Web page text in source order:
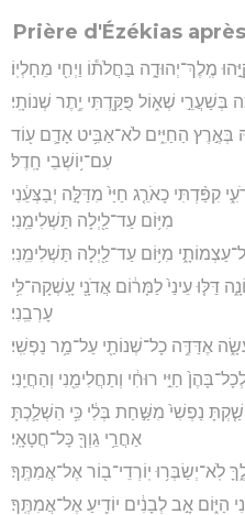
Prière d'Ézékias
מֶֽלֶךְ־יְהוּדָ֑ה בַּחֲלֹת֕וֹ וַיְחִ֖י מֵחָלְיֽוֹ׃
בְּשַׁעֲרֵ֣י שְׁא֑וֹל פֻּקַּ֖דְתִּי יֶ֥תֶר שְׁנוֹתָֽי׃
בְּאֶ֣רֶץ הַחַיִּ֑ים לֹא־אַבִּ֥יט אָדָ֛ם ע֖וֹד
עִם־י֥וֹשְׁבֵי חָֽדֶל׃
קִפַּ֨דְתִּי כָאֹרֵ֤ג חַיַּי֙ מִדַּלָּ֣ה יְבַצְּעֵ֔נִי
מִיּ֥וֹם עַד־לַ֖יְלָה תַּשְׁלִימֵֽנִי׃
מִיּ֥וֹם עַד־לַ֖יְלָה תַּשְׁלִימֵֽנִי׃
דַּלּ֤וּ עֵינַי֙ לַמָּר֔וֹם אֲדֹנָ֖י עָֽשְׁקָה־לִּ֥י
עָרְבֵֽנִי׃
אֶדַּדֶּ֥ה כָל־שְׁנוֹתַ֖י עַל־מַ֥ר נַפְשִֽׁי׃
חַיֵּ֣י רוּחִ֔י וְתַחֲלִימֵ֖נִי וְהַחֲיֵֽנִי׃
נַפְשִׁי֙ מִשַּׁ֣חַת בְּלִ֔י כִּ֥י הִשְׁלַ֛כְתָּ
אַחֲרֵ֥י גֵוְךָ֖ כָּל־חֲטָאָֽי׃
לֹֽא־יְשַׂבְּר֥וּ יֽוֹרְדֵי־ב֖וֹר אֶל־אֲמִתֶּֽךָ׃
הַיּ֑וֹם אָ֣ב לְבָנִ֔ים יוֹדִ֖יעַ אֶל־אֲמִתֶּֽךָ׃